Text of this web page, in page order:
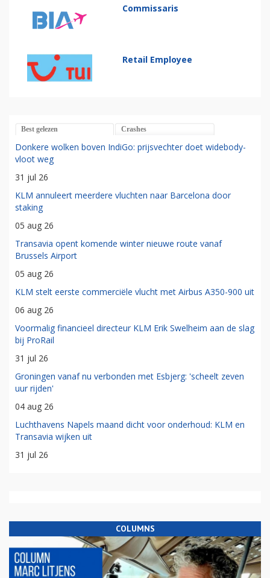
Commissaris
Retail Employee
Best gelezen Crashes
Donkere wolken boven IndiGo: prijsvechter doet widebody-
vloot weg
31 jul 26
KLM annuleert meerdere vluchten naar Barcelona door
staking
05 aug 26
Transavia opent komende winter nieuwe route vanaf
Brussels Airport
05 aug 26
KLM stelt eerste commerciële vlucht met Airbus A350-900 uit
06 aug 26
Voormalig financieel directeur KLM Erik Swelheim aan de slag
bij ProRail
31 jul 26
Groningen vanaf nu verbonden met Esbjerg: 'scheelt zeven
uur rijden'
04 aug 26
Luchthavens Napels maand dicht voor onderhoud: KLM en
Transavia wijken uit
31 jul 26
COLUMNS